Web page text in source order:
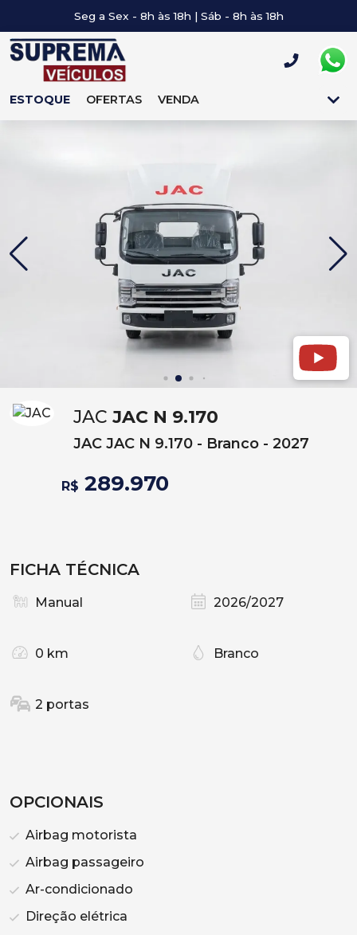
Seg a Sex - 8h às 18h | Sáb - 8h às 18h
ESTOQUE OFERTAS VENDA
JAC JAC N 9.170
JAC JAC N 9.170 - Branco - 2027
R$ 289.970
FICHA TÉCNICA
Manual 2026/2027
0 km Branco
2 portas
OPCIONAIS
Airbag motorista
Airbag passageiro
Ar-condicionado
Direção elétrica